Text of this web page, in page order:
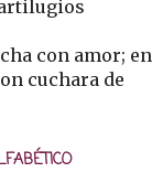
con amor; en
cuchara de